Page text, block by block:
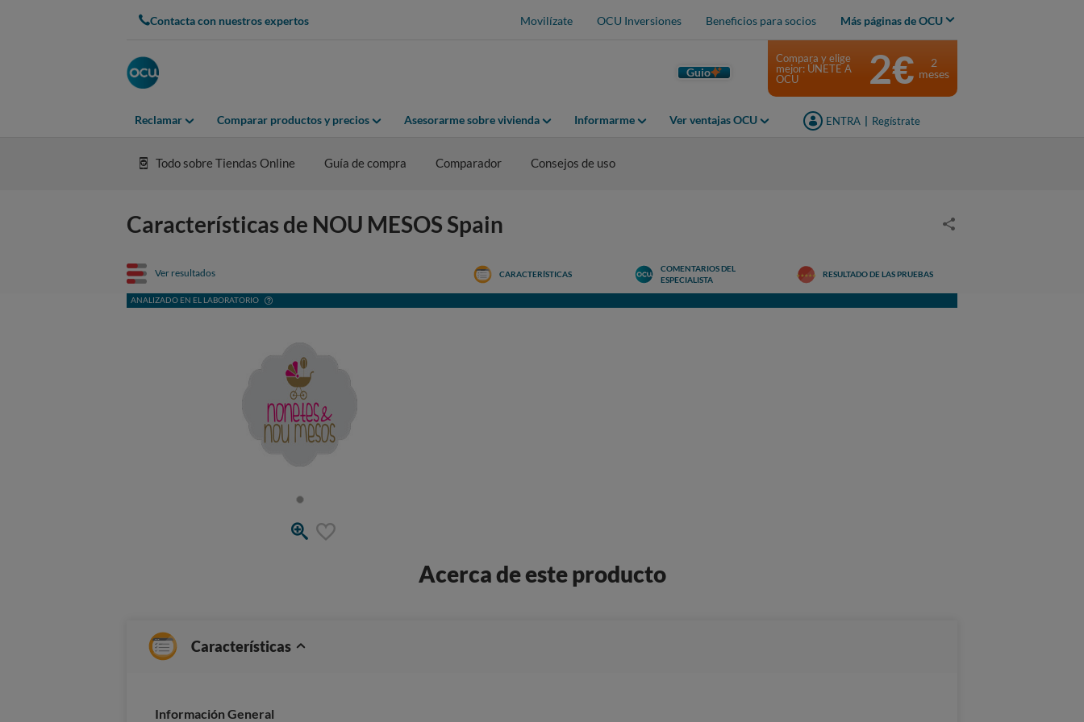
Contacta con nuestros expertos Movilízate OCU Inversiones Beneficios para socios Más páginas de OCU
Guio
Reclamar Comparar productos y precios Asesorarme sobre vivienda Informarme Ver ventajas OCU ENTRA Regístrate
Compara y elige
mejor: ÚNETE A
OCU
2€
2
meses
Todo sobre Tiendas Online Guía de compra Comparador Consejos de uso
Características de NOU MESOS Spain
Ver resultados
ANALIZADO EN EL LABORATORIO
CARACTERÍSTICAS
COMENTARIOS DEL
ESPECIALISTA
RESULTADO DE LAS PRUEBAS
Acerca de este producto
Características
Información General